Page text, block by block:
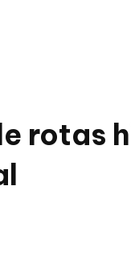
rotas